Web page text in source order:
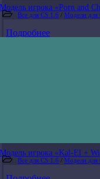
Модель игрока «Porn and
Все для CS 1.6 / Модели для
Подробнее
Модель игрока «Kal-El +
Все для CS 1.6 / Модели для